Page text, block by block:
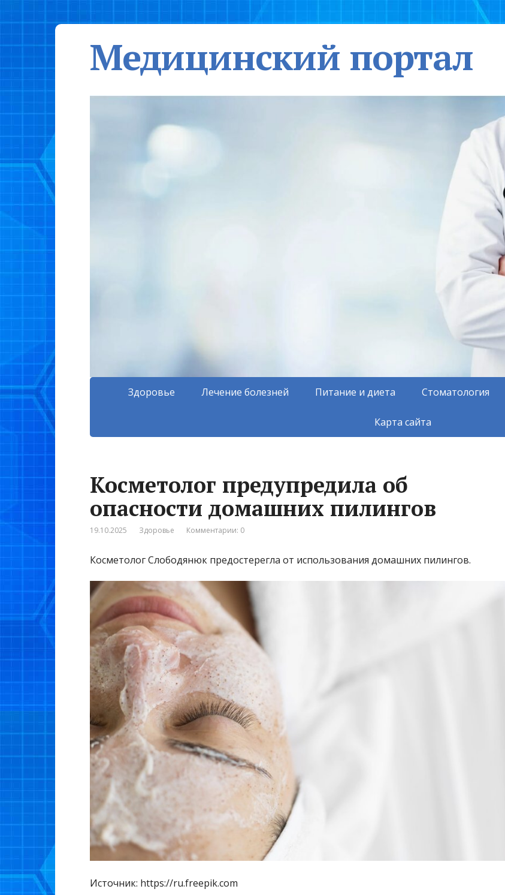
Медицинский портал
Здоровье Лечение болезней Питание и диета Стоматология
Карта сайта
Косметолог предупредила об
опасности домашних пилингов
19.10.2025 Здоровье Комментарии: 0
Косметолог Слободянюк предостерегла от использования домашних пилингов.
Источник: https://ru.freepik.com